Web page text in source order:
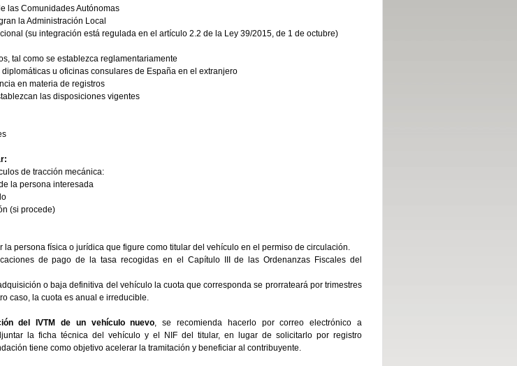
las Comunidades Autónomas
la Administración Local
(su integración está regulada en el artículo 2.2 de la Ley 39/2015, de 1 de octubre)
tal como se establezca reglamentariamente
u oficinas consulares de España en el extranjero
en materia de registros
las disposiciones vigentes
de tracción mecánica:
la persona interesada
(si procede)
la persona física o jurídica que figure como titular del vehículo en el permiso de circulación.
de pago de la tasa recogidas en el Capítulo III de las Ordenanzas Fiscales del
o baja definitiva del vehículo la cuota que corresponda se prorrateará por trimestres
caso, la cuota es anual e irreducible.
del IVTM de un vehículo nuevo, se recomienda hacerlo por correo electrónico a
la ficha técnica del vehículo y el NIF del titular, en lugar de solicitarlo por registro
tiene como objetivo acelerar la tramitación y beneficiar al contribuyente.